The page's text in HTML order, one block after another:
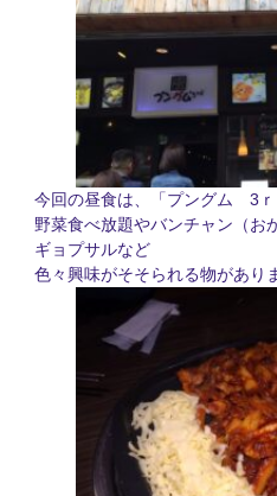
今回の昼食は、「プングム 3
野菜食べ放題やバンチャン（お
ギョプサルなど
色々興味がそそられる物があり